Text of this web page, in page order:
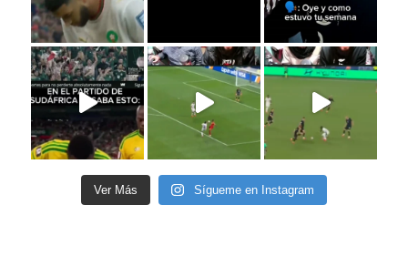
Ver Más Sígueme en Instagram